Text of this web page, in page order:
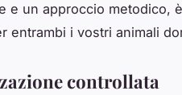
e un approccio metodico,
entrambi i vostri animali
controllata